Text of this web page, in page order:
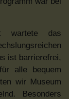
wartete das
ist barrierefrei,
alle bequem
wir Museum
Besonders